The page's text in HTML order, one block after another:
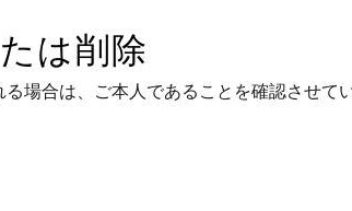
は削除
場合は、ご本人であることを確認させて